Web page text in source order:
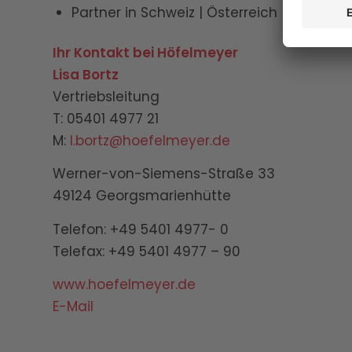
Partner in Schweiz | Österreich |
Ihr Kontakt bei Höfelmeyer
Lisa Bortz
Vertriebsleitung
T: 05401 4977 21
M: l.bortz@hoefelmeyer.de
Werner-von-Siemens-Straße 33
49124 Georgsmarienhütte
Telefon: +49 5401 4977- 0
Telefax: +49 5401 4977 – 90
www.hoefelmeyer.de
E-Mail